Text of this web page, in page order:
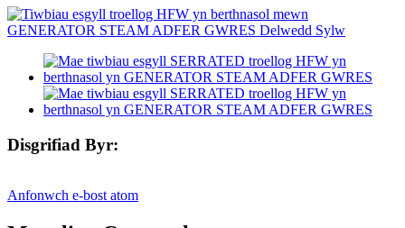
Disgrifiad Byr:
Anfonwch e-bost atom